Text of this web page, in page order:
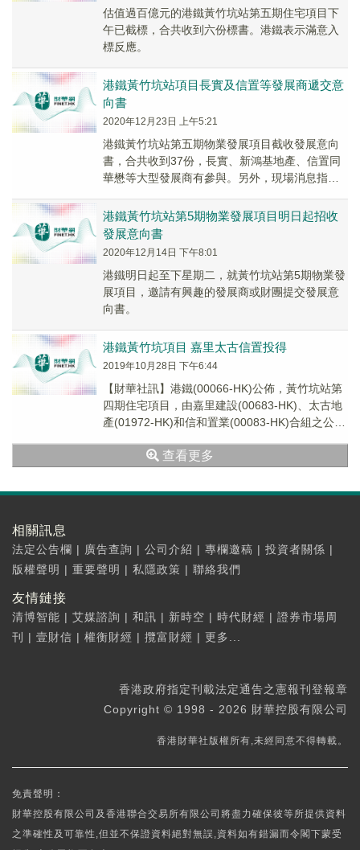
估值過百億元的港鐵黃竹坑站第五期住宅項目下
午已截標，合共收到六份標書。港鐵表示滿意入
標反應。
港鐵黃竹坑站項目長實及信置等發展商遞交意
向書
2020年12月23日 上午5:21
港鐵黃竹坑站第五期物業發展項目截收發展意向
書，合共收到37份，長實、新鴻基地產、信置同
華懋等大型發展商有參與。另外，現場消息指，
及旭輝都有提交意向書。
港鐵黃竹坑站第5期物業發展項目明日起招收
發展意向書
2020年12月14日 下午8:01
港鐵明日起至下星期二，就黃竹坑站第5期物業發
展項目，邀請有興趣的發展商或財團提交發展意
向書。
港鐵黃竹坑項目 嘉里太古信置投得
2019年10月28日 下午6:44
【財華社訊】港鐵(00066-HK)公佈，黃竹坑站第
四期住宅項目，由嘉里建設(00683-HK)、太古地
產(01972-HK)和信和置業(00083-HK)合組之公司
查看更多
相關訊息
法定公告欄 | 廣告查詢 | 公司介紹 | 專欄邀稿 | 投資者關係 |
版權聲明 | 重要聲明 | 私隱政策 | 聯絡我們
友情鏈接
清博智能 | 艾媒諮詢 | 和訊 | 新時空 | 時代財經 | 證券市場周
刊
| 壹財信 | 權衡財經 | 攬富財經 | 更多...
香港政府指定刊載法定通告之憲報刊登報章
Copyright © 1998 - 2026 財華控股有限公司
香港財華社版權所有,未經同意不得轉載。
免責聲明：
財華控股有限公司及香港聯合交易所有限公司將盡力確保彼等所提供資料
之準確性及可靠性,但並不保證資料絕對無誤,資料如有錯漏而令閣下蒙受